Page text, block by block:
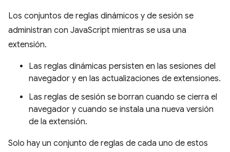
Los conjuntos de reglas dinámicos y de sesión se
administran con JavaScript mientras se usa una
extensión.
Las reglas dinámicas persisten en las sesiones del
navegador y en las actualizaciones de extensiones.
Las reglas de sesión se borran cuando se cierra el
navegador y cuando se instala una nueva versión
de la extensión.
Solo hay un conjunto de reglas de cada uno de estos